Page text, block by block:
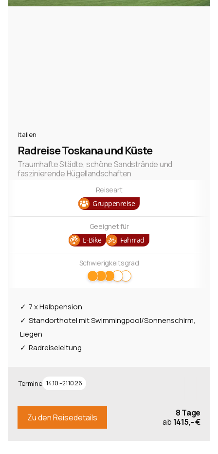
Italien
Radreise Toskana und Küste
Traumhafte Städte, schöne Sandstrände und
faszinierende Hügellandschaften
Schwierigkeitsgrad
Reiseart
Gruppenreise
Geeignet für
E-Bike
Fahrrad
7 x Halbpension
Standorthotel mit Swimmingpool/Sonnenschirm,
Liegen
Radreiseleitung
Termine 14.10.–21.10.26
Zu den Reisedetails
8 Tage
ab 1415,- €